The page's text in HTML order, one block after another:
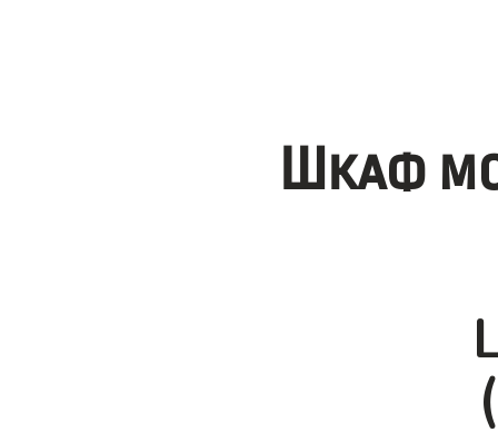
Шкаф